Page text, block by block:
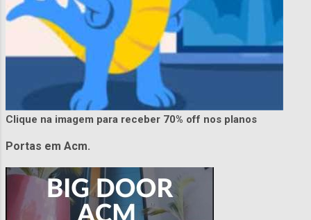
Clique na imagem para receber 70% off nos planos
Portas em Acm.